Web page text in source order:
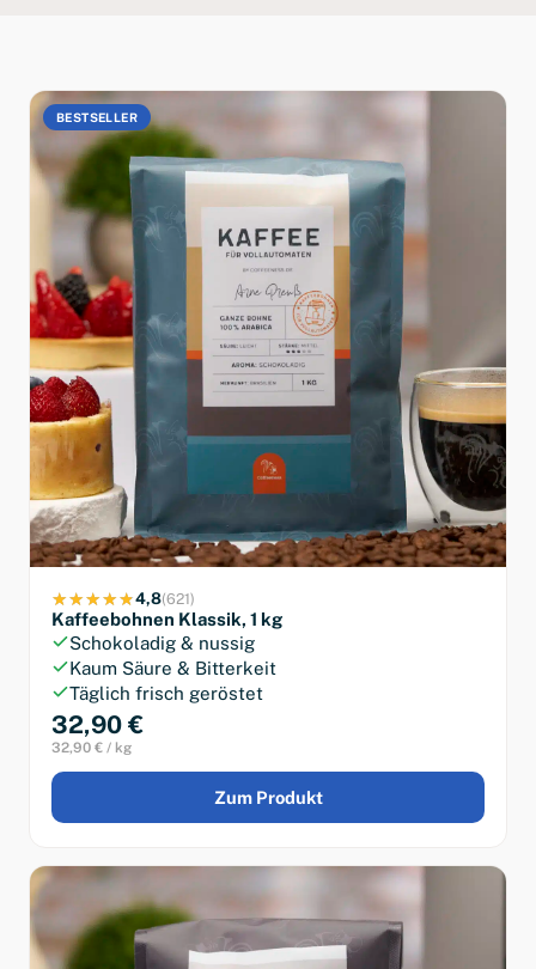
BESTSELLER
4,8(621)
Kaffeebohnen Klassik, 1 kg
Schokoladig & nussig
Kaum Säure & Bitterkeit
Täglich frisch geröstet
32,90 €
32,90 € / kg
Zum Produkt